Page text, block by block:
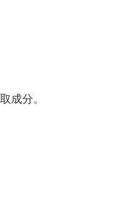
成分。